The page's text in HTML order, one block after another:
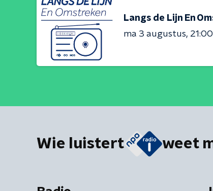
Langs de Lijn En
ma 3 augustus
Wie luistert weet